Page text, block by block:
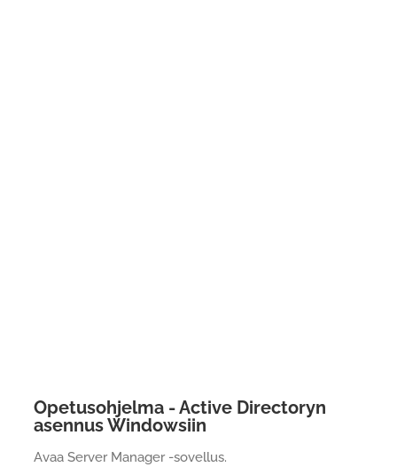
Opetusohjelma - Active Directoryn
asennus Windowsiin
Avaa Server Manager -sovellus.